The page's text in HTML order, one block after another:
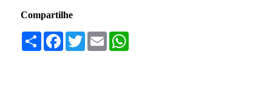
Compartilhe
Compartilhar
Facebook
TwitterEmail